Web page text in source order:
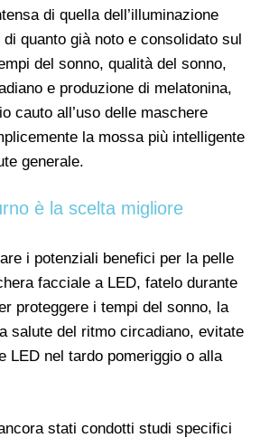
di quella dell’illuminazione
quanto già noto e consolidato sul
del sonno, qualità del sonno,
e produzione di melatonina,
cauto all’uso delle maschere
la mossa più intelligente
generale.
è la scelta migliore
i potenziali benefici per la pelle
facciale a LED, fatelo durante
proteggere i tempi del sonno, la
salute del ritmo circadiano, evitate
LED nel tardo pomeriggio o alla
stati condotti studi specifici